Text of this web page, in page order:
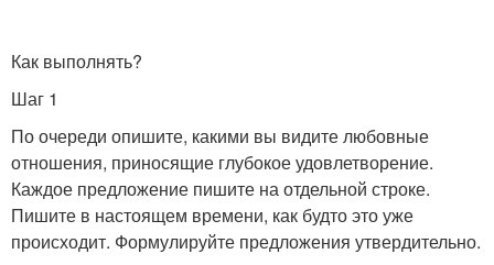
Как выполнять?
Шаг 1
По очереди опишите, какими вы видите любовные
отношения, приносящие глубокое удовлетворение.
Каждое предложение пишите на отдельной строке.
Пишите в настоящем времени, как будто это уже
происходит. Формулируйте предложения утвердительно.